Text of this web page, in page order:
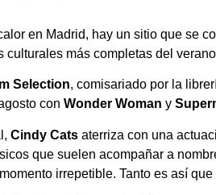
en Madrid, hay un sitio que se
culturales más completas del
Selection, comisariado por la
con Wonder Woman y
Cindy Cats aterriza con una
que suelen acompañar a
irrepetible. Tanto es así que